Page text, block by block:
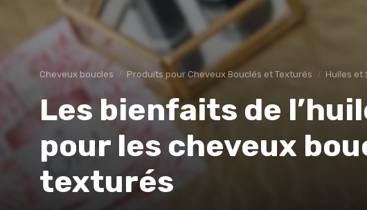
Cheveux boucles Produits pour Cheveux Bouclés et Texturés Huiles et
Les bienfaits de
pour les cheveux
texturés